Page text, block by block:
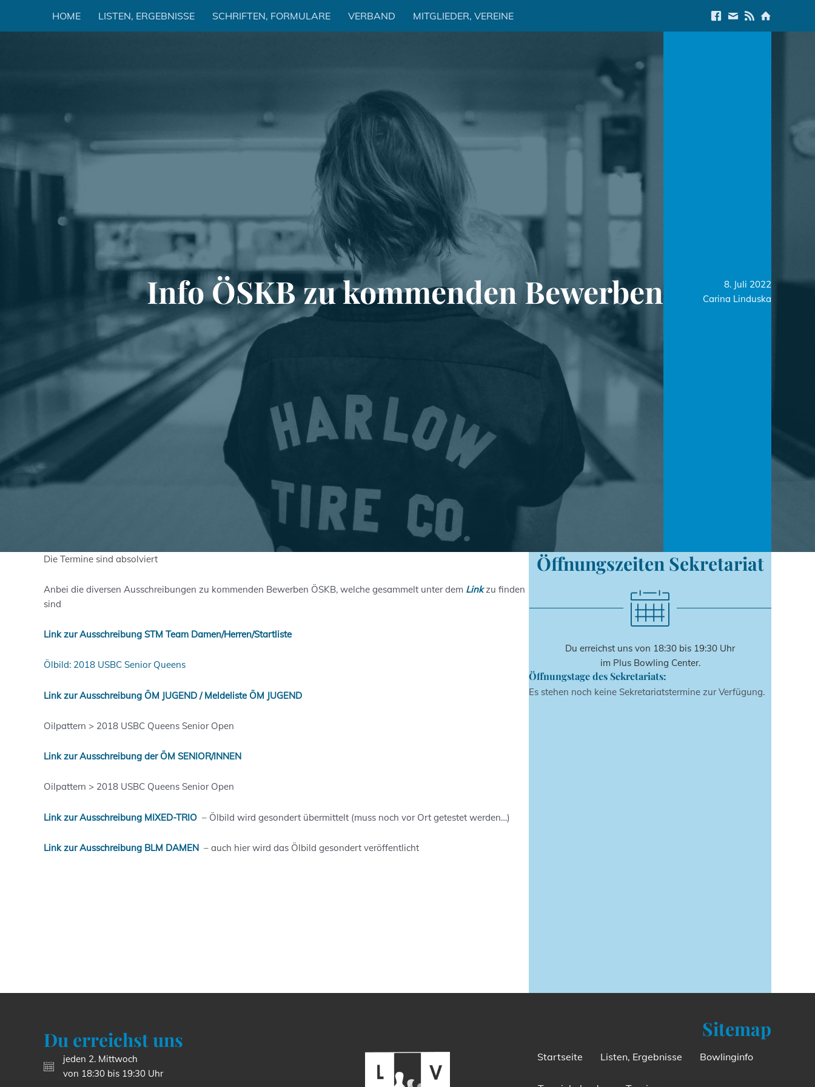
springen
HOME LISTEN, ERGEBNISSE SCHRIFTEN, FORMULARE VERBAND MITGLIEDER, VEREINE Link to Facebook
E-Mail us
Link to RSS Feed
Link to
Info ÖSKB zu kommenden Bewerben
8. Juli 2022
Carina Linduska
Die Termine sind absolviert
Anbei die diversen Ausschreibungen zu kommenden Bewerben ÖSKB, welche gesammelt unter dem Link zu finden
sind
Link zur Ausschreibung STM Team Damen/Herren/Startliste
Ölbild: 2018 USBC Senior Queens
Link zur Ausschreibung ÖM JUGEND /Meldeliste ÖM JUGEND
Oilpattern > 2018 USBC Queens Senior Open
Link zur Ausschreibung der ÖM SENIOR/INNEN
Oilpattern > 2018 USBC Queens Senior Open
Link zur Ausschreibung MIXED-TRIO – Ölbild wird gesondert übermittelt (muss noch vor Ort getestet werden…)
Link zur Ausschreibung BLM DAMEN – auch hier wird das Ölbild gesondert veröffentlicht
Öffnungszeiten Sekretariat
Du erreichst uns von 18:30 bis 19:30 Uhr
im Plus Bowling Center.
Öffnungstage des Sekretariats:
Es stehen noch keine Sekretariatstermine zur Verfügung.
Du erreichst uns
jeden 2. Mittwoch
von 18:30 bis 19:30 Uhr
Sitemap
Startseite Listen, Ergebnisse Bowlinginfo